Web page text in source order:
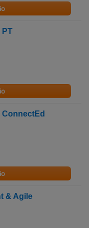
PT
ConnectEd
& Agile